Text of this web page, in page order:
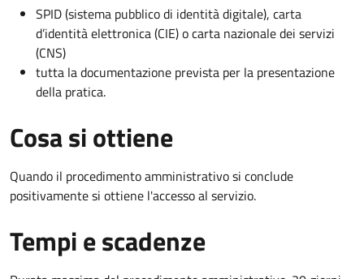
SPID (sistema pubblico di identità digitale), carta
d’identità elettronica (CIE) o carta nazionale dei servizi
(CNS)
tutta la documentazione prevista per la presentazione
della pratica.
Cosa si ottiene
Quando il procedimento amministrativo si conclude
positivamente si ottiene l'accesso al servizio.
Tempi e scadenze